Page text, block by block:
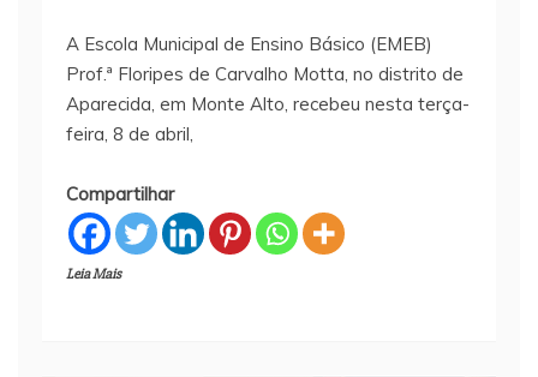
A Escola Municipal de Ensino Básico (EMEB)
Prof.ª Floripes de Carvalho Motta, no distrito de
Aparecida, em Monte Alto, recebeu nesta terça-
feira, 8 de abril,
Compartilhar
Leia Mais